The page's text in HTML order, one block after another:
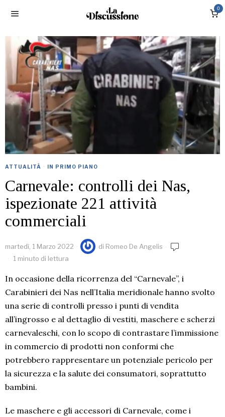
0
ATTUALITÀ · IN PRIMO PIANO
Carnevale: controlli dei Nas,
ispezionate 221 attività
commerciali
martedì, 1 Marzo 2022 di Romeo De Angelis
1 minuto di lettura
In occasione della ricorrenza del “Carnevale”, i
Carabinieri dei Nas nell’Italia meridionale hanno svolto
una serie di controlli presso i punti di vendita
all’ingrosso e al dettaglio di vestiti, maschere e scherzi
carnevaleschi, con lo scopo di contrastare l’immissione
in commercio di prodotti non conformi che
potrebbero rappresentare un potenziale pericolo per
la sicurezza e la salute dei consumatori, soprattutto
bambini.
Le maschere e gli accessori di Carnevale, come i